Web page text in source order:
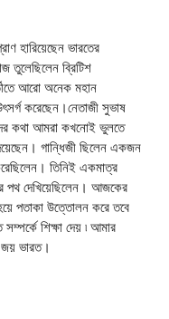
হারিয়েছেন ভারতের
তুলেছিলেন ব্রিটিশ
আরো অনেক মহান
করেছেন।নেতাজী সুভাষ
কথা আমরা কখনোই ভুলতে
গান্ধিজী ছিলেন একজন
তিনিই একমাত্র
পথ দেখিয়েছিলেন। আজকের
হয়ে পতাকা উত্তোলন করে তবে
শিক্ষা দেয় ৷ আমার
জয় ভারত।